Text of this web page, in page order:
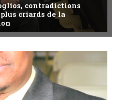
contradictions
criards de la